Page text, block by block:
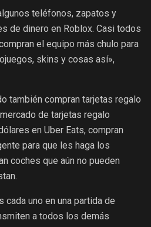
teléfonos, zapatos y
de dinero en Roblox. Casi todos
el equipo más chulo para
skins y cosas así»,
también compran tarjetas regalo
de tarjetas regalo
en Uber Eats, compran
para que les haga los
coches que aún no pueden
cada uno en una partida de
a todos los demás